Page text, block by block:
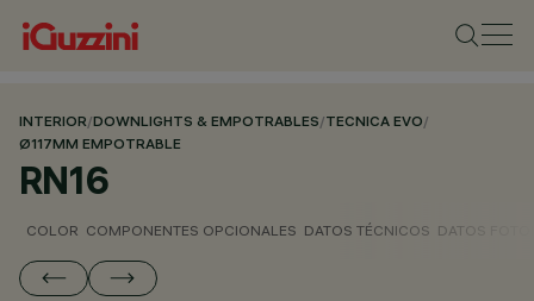
INTERIOR/DOWNLIGHTS & EMPOTRABLES/TECNICA EVO/
Ø117MM EMPOTRABLE
RN16
COLOR COMPONENTES OPCIONALES DATOS TÉCNICOS DATOS